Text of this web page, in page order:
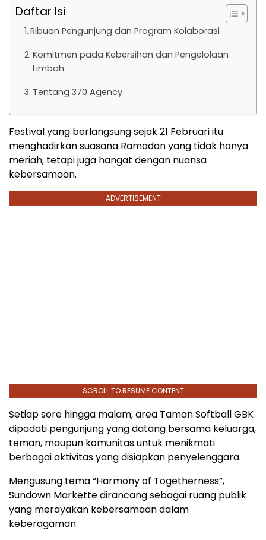
Daftar Isi
Ribuan Pengunjung dan Program Kolaborasi
Komitmen pada Kebersihan dan Pengelolaan
Limbah
Tentang 370 Agency
Festivalyang berlangsungsejak21 Februariitu
menghadirkansuasana Ramadanyang tidak hanya
meriah, tetapijuga hangat dengan nuansa
kebersamaan.
ADVERTISEMENT
SCROLL TO RESUME CONTENT
Setiapsore hingga malam,area TamanSoftballGBK
dipadati pengunjungyangdatang bersama keluarga,
teman, maupun komunitasuntuk menikmati
berbagaiaktivitasyangdisiapkan penyelenggara.
Mengusung tema“Harmonyof Togetherness”,
Sundown Markettedirancangsebagai ruang publik
yang merayakan kebersamaandalam
keberagaman.